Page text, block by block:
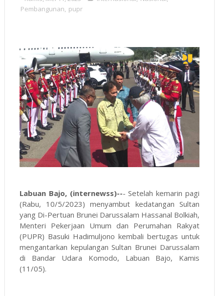
Pembangunan, pupr
Labuan Bajo, (internewss)--- Setelah kemarin pagi
(Rabu, 10/5/2023) menyambut kedatangan Sultan
yang Di-Pertuan Brunei Darussalam Hassanal Bolkiah,
Menteri Pekerjaan Umum dan Perumahan Rakyat
(PUPR) Basuki Hadimuljono kembali bertugas untuk
mengantarkan kepulangan Sultan Brunei Darussalam
di Bandar Udara Komodo, Labuan Bajo, Kamis
(11/05).